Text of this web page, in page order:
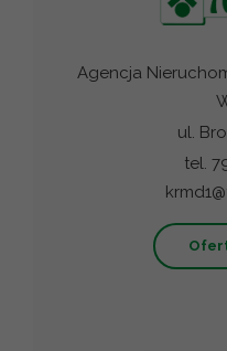
Agencja
ul.
tel.